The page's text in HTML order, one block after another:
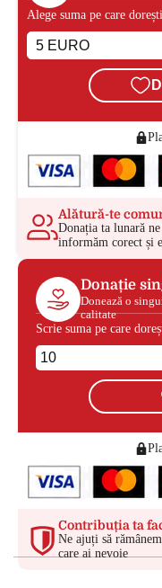
Alege suma pe care
Alătură-te
Donația ta lunară
informăm corect și
Donație
Donează o
calitate
Scrie suma pe care
Contribuția ta
Ne ajuți să
care ai nevoie